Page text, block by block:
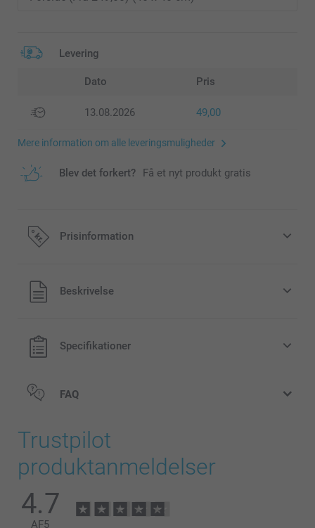
Levering
Dato Pris
13.08.2026 49,00
Mere information om alle leveringsmuligheder
Blev det forkert? Få et nyt produkt gratis
Prisinformation
Alle priser inklusive moms og uden
forsendelsesomkostninger
Beskrivelse
Specifikationer
FAQ
Trustpilot
produktanmeldelser
4.7
AF5